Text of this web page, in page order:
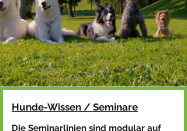
Hunde-Wissen / Seminare
Die Seminarlinien sind modular auf